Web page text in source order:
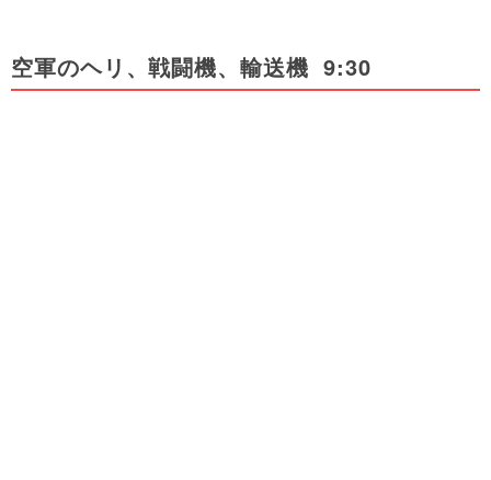
空軍のヘリ、戦闘機、輸送機 9:30